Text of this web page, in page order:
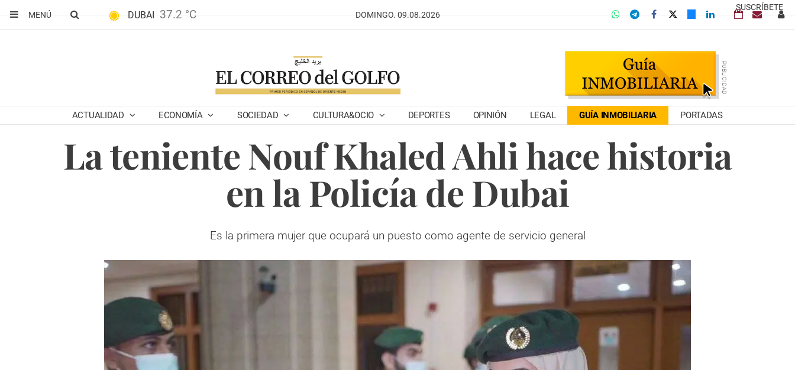
SUSCRÍBETE
MENÚ
DUBAI 37.2 °C DOMINGO. 09.08.2026
ACTUALIDAD ECONOMÍA SOCIEDAD CULTURA&OCIO DEPORTES OPINIÓN LEGAL GUÍA INMOBILIARIA PORTADAS
La teniente Nouf Khaled Ahli hace historia
en la Policía de Dubai
Es la primera mujer que ocupará un puesto como agente de servicio general